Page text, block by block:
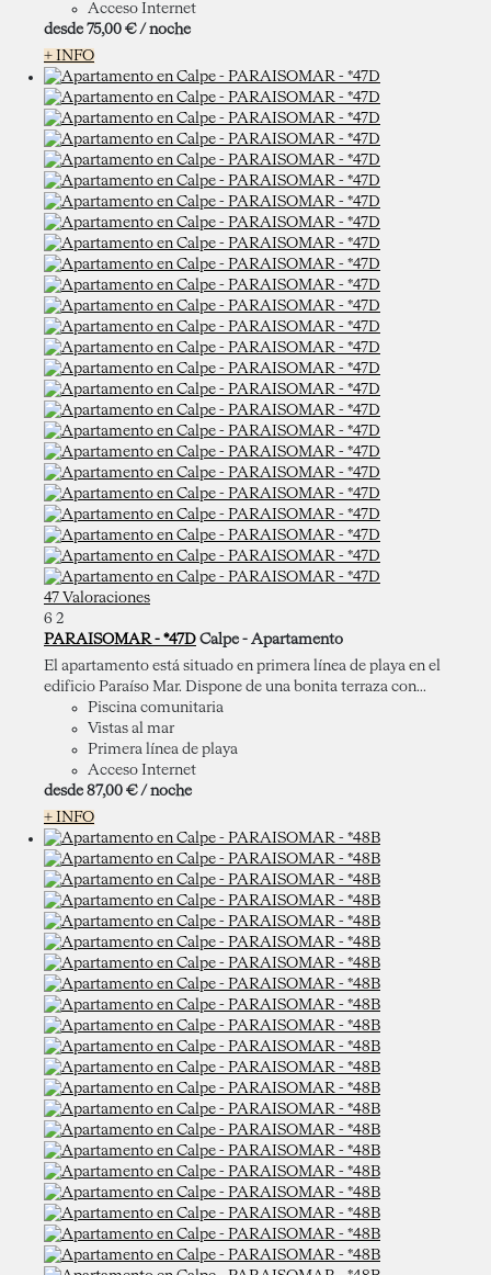
Acceso Internet
desde 75,00 € / noche
+ INFO
47 Valoraciones
6 2
PARAISOMAR - *47D Calpe - Apartamento
El apartamento está situado en primera línea de playa en el
edificio Paraíso Mar. Dispone de una bonita terraza con...
Piscina comunitaria
Vistas al mar
Primera línea de playa
Acceso Internet
desde 87,00 € / noche
+ INFO